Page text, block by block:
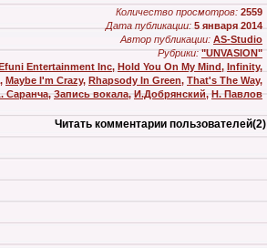
Количество просмотров: 2559
Дата публикации: 5 января 2014
Автор публикации: AS-Studio
Рубрики: "UNVASION"
Entertainment Inc, Hold You On My Mind, Infinity,
, Maybe I'm Crazy, Rhapsody In Green, That's The Way,
Саранча,Запись вокала,И.Добрянский,Н. Павлов
Читать комментарии пользователей(2)